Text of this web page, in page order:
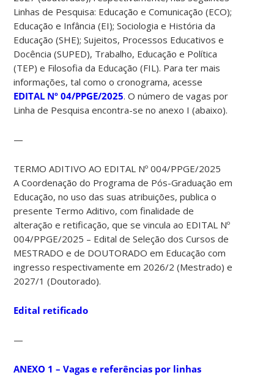
Linhas de Pesquisa: Educação e Comunicação (ECO);
Educação e Infância (EI); Sociologia e História da
Educação (SHE); Sujeitos, Processos Educativos e
Docência (SUPED), Trabalho, Educação e Política
(TEP) e Filosofia da Educação (FIL). Para ter mais
informações, tal como o cronograma, acesse
EDITAL Nº 04/PPGE/2025. O número de vagas por
Linha de Pesquisa encontra-se no anexo I (abaixo).
—
TERMO ADITIVO AO EDITAL Nº 004/PPGE/2025
A Coordenação do Programa de Pós-Graduação em
Educação, no uso das suas atribuições, publica o
presente Termo Aditivo, com finalidade de
alteração e retificação, que se vincula ao EDITAL Nº
004/PPGE/2025 – Edital de Seleção dos Cursos de
MESTRADO e de DOUTORADO em Educação com
ingresso respectivamente em 2026/2 (Mestrado) e
2027/1 (Doutorado).
Edital retificado
—
ANEXO 1 – Vagas e referências por linhas